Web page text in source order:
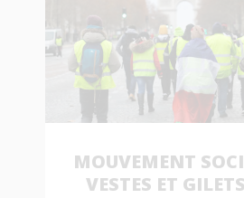
MOUVEMENT
VESTES ET